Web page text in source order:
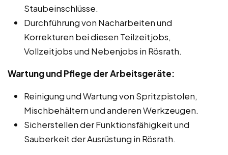
Staubeinschlüsse.
Durchführung von Nacharbeiten und
Korrekturen bei diesen Teilzeitjobs,
Vollzeitjobs und Nebenjobs in Rösrath.
Wartung und Pflege der Arbeitsgeräte:
Reinigung und Wartung von Spritzpistolen,
Mischbehältern und anderen Werkzeugen.
Sicherstellen der Funktionsfähigkeit und
Sauberkeit der Ausrüstung in Rösrath.